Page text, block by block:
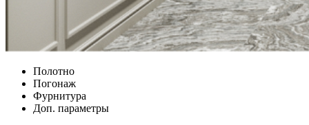
Полотно
Погонаж
Фурнитура
Доп. параметры